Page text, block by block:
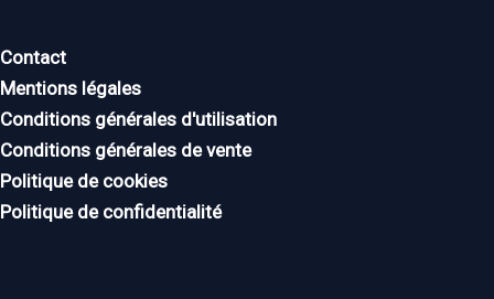
Contact
Mentions légales
Conditions générales d'utilisation
Conditions générales de vente
Politique de cookies
Politique de confidentialité